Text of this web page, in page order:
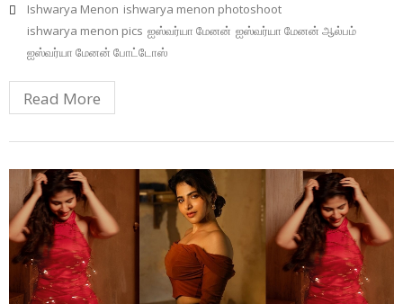
Ishwarya Menon ishwarya menon photoshoot
ishwarya menon pics ஐஸ்வர்யா மேனன் ஐஸ்வர்யா மேனன் ஆல்பம்
ஐஸ்வர்யா மேனன் போட்டோஸ்
Read More